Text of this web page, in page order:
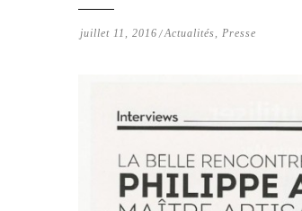
juillet 11, 2016 Actualités, Presse